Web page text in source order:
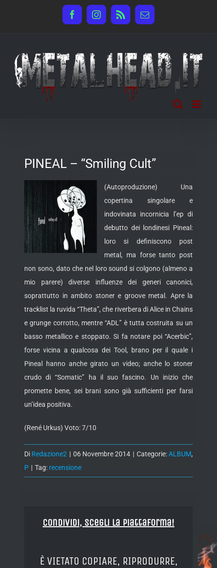
FacebookInstagram
Rss Email
PINEAL – “Smiling Cult”
(Autoproduzione) Una
copertina singolare e
indovinata incornicia l’ep di
debutto dei londinesi Pineal:
loro si definiscono post
metal, ma forse tanto post
non sono, dato che nel loro sound si colgono (almeno a
mio parere) diverse influenze dei generi canonici,
soprattutto in ambito stoner e groove metal. Apre la
tracklist la ruvida “Theta”, che riverbera di Alice in Chains
e grunge corrotto, mentre “ADL” è tutta costruita su un
basso metallico e stoppato. Si fa notare poi “Acerbic”,
forse vicina a qualcosa dei Tool, brano per il quale i
Pineal hanno anche girato un video; anche lo stoner
crudo di “Somatic” ha il suo fascino. Un inizio che
promette bene, sei brani sono già sufficienti per farsi
un’idea positiva.
(René Urkus) Voto: 7/10
Di Redazione2 | 06 Novembre 2014 | Categorie:ALBUM,
P | Tag: recensione
Condividi, Scegli la piattaforma!
È VIETATO COPIARE, RIPRODURRE,